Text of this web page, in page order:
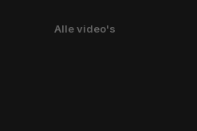
Alle video's